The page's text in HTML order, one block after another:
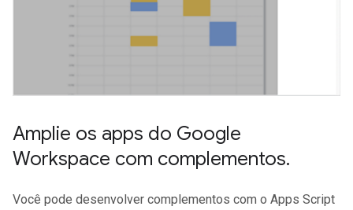
Amplie os apps do Google
Workspace com complementos.
Você pode desenvolver complementos com o Apps Script